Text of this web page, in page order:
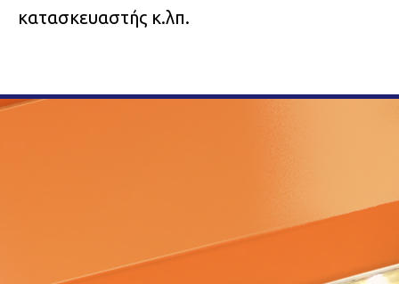
κατασκευαστής κ.λπ.